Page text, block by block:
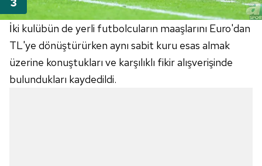
İki kulübün de yerli futbolcuların maaşlarını Euro'dan
TL'ye dönüştürürken aynı sabit kuru esas almak
üzerine konuştukları ve karşılıklı fikir alışverişinde
bulundukları kaydedildi.